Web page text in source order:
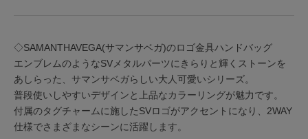
◇SAMANTHAVEGA(サマンサベガ)のロゴ金具ハンドバッグ
エンブレムのようなSVメタルパーツにきらりと輝くストーンを
あしらった、サマンサベガらしい大人可愛いシリーズ。
普段使いしやすいデザインと上品なカラーリングが魅力です。
付属のタグチャームに施したSVロゴがアクセントになり、2WAY
仕様でさまざまなシーンに活躍します。